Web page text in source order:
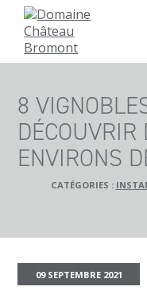
8
ENVIRONS
CATÉGORIES :
09 SEPTEMBRE 2021